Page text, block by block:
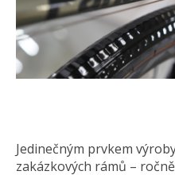
Jedinečným prvkem
zakázkových rámů –